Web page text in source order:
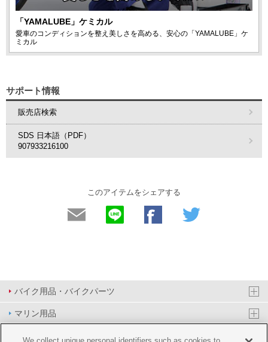
「YAMALUBE」ケミカル
愛車のコンディションを整え美しさを高める、安心の「YAMALUBE」ケ
ミカル
サポート情報
販売店検索
SDS 日本語（PDF）
907933216100
このアイテムをシェアする
バイク用品・バイクパーツ
マリン用品
PAS/YPJ用品